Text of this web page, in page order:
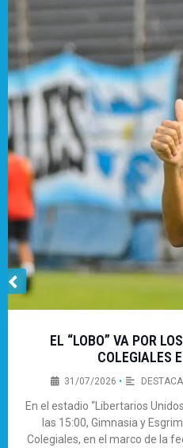
EL “LOBO” VA POR
COLEGIALES
31/07/2026 •
En el estadio “Libertarios
las 15:00, Gimnasia y
Colegiales, en el marco de la